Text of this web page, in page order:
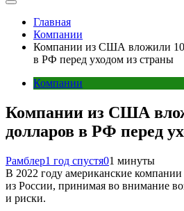
Главная
Компании
Компании из США вложили
в РФ перед уходом из страны
Компании
Компании из США
долларов в РФ перед
Рамблер1 год спустя01 минуты
В 2022 году американские компании
из России, принимая во внимание
и риски.